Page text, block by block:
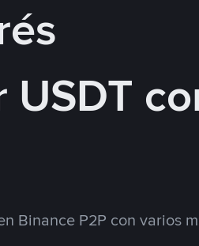
USDT
Binance P2P con varios